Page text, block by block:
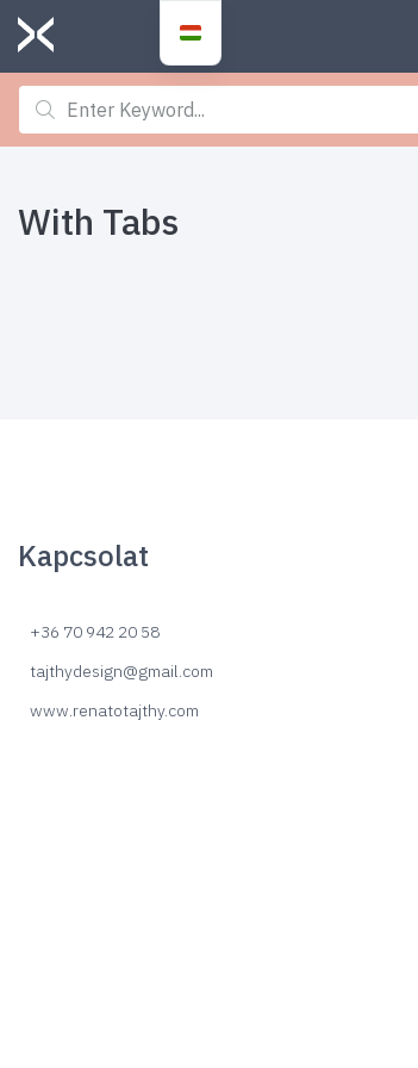
With Tabs
Kapcsolat
+36 70 942 20 58
tajthydesign@gmail.com
www.renatotajthy.com